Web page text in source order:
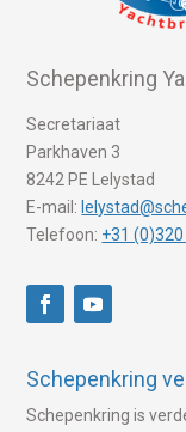
Schepenkring
Secretariaat
Parkhaven 3
8242 PE Lelystad
E-mail:
Telefoon: +31
Schepenkring
Schepenkring is